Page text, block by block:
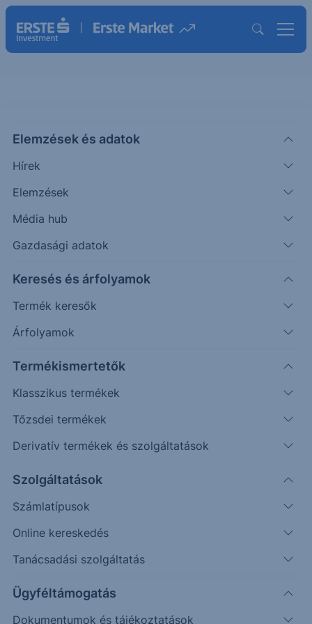
Elemzések és adatok
Hírek
Elemzések
Média hub
Gazdasági adatok
Keresés és árfolyamok
Termék keresők
Árfolyamok
Termékismertetők
Klasszikus termékek
Tőzsdei termékek
Derivatív termékek és szolgáltatások
Szolgáltatások
Számlatípusok
Online kereskedés
Tanácsadási szolgáltatás
Ügyféltámogatás
Dokumentumok és tájékoztatások
EUR/USD - 2024/101 - napi
CHART EXTRA
Adrián
a piacra.
Timeframe
Ellenállások